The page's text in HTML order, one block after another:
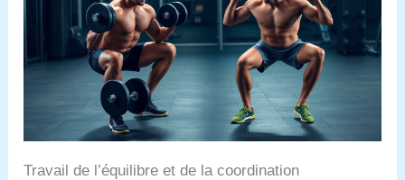
Travail de l’équilibre et de la coordination